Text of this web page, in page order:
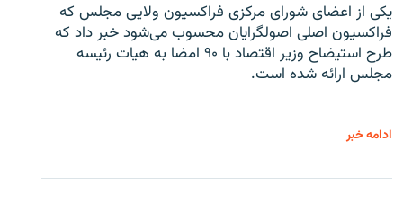
یکی از اعضای شورای مرکزی فراکسیون ولایی مجلس که
فراکسیون اصلی اصولگرایان محسوب می‌شود خبر داد که
طرح استیضاح وزیر اقتصاد با ۹۰ امضا به هیات رئیسه
مجلس ارائه شده است.
ادامه خبر